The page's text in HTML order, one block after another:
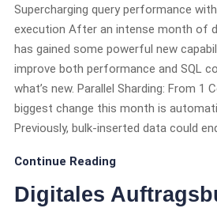
Supercharging query performance
execution After an intense month of
has gained some powerful new
improve both performance and SQL
what’s new. Parallel Sharding: From 1
biggest change this month is
Previously, bulk-inserted data could
Continue Reading
Digitales